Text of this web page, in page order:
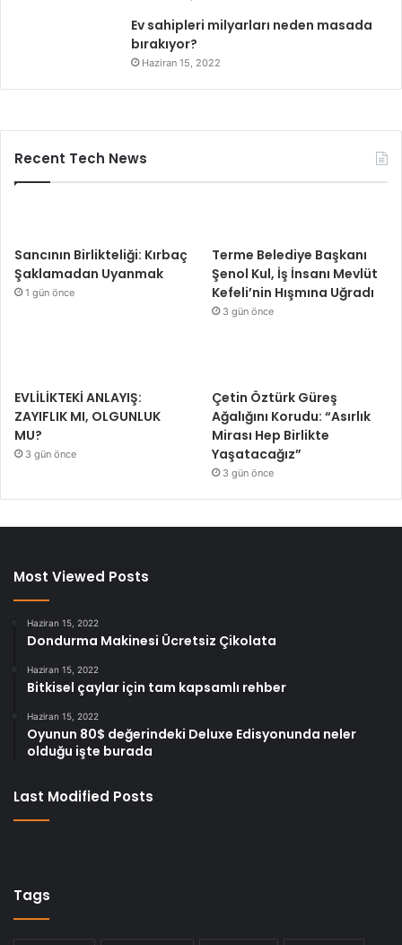
Ev sahipleri milyarları neden masada
bırakıyor?
Haziran 15, 2022
Recent Tech News
Sancının Birlikteliği: Kırbaç
Şaklamadan Uyanmak
1 gün önce
Terme Belediye Başkanı
Şenol Kul, İş İnsanı Mevlüt
Kefeli’nin Hışmına Uğradı
3 gün önce
EVLİLİKTEKİ ANLAYIŞ:
ZAYIFLIK MI, OLGUNLUK
MU?
3 gün önce
Çetin Öztürk Güreş
Ağalığını Korudu: “Asırlık
Mirası Hep Birlikte
Yaşatacağız”
3 gün önce
Most Viewed Posts
Haziran 15, 2022
Dondurma Makinesi Ücretsiz Çikolata
Haziran 15, 2022
Bitkisel çaylar için tam kapsamlı rehber
Haziran 15, 2022
Oyunun 80$ değerindeki Deluxe Edisyonunda neler
olduğu işte burada
Last Modified Posts
Tags